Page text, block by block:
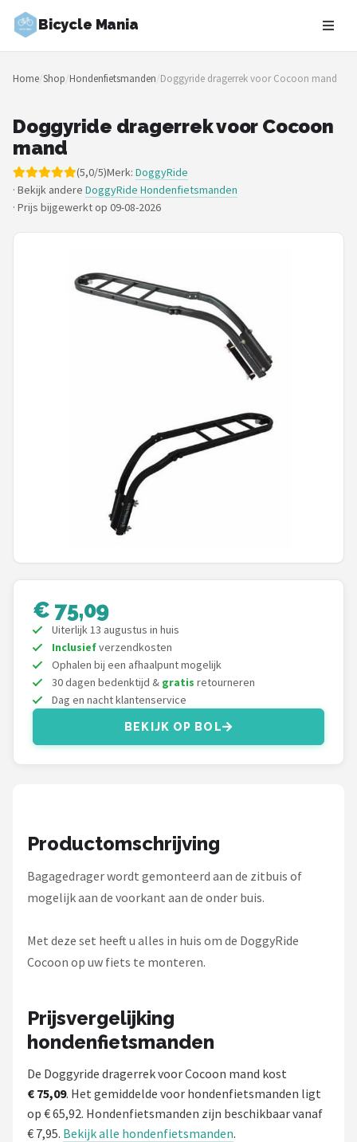
Bicycle Mania
Zoeken
NAVIGATIE
Merken
Blog
Fietsroutes
Kinderfietsen
POPULAIRE MERKEN
ABUS
AXA
New Looxs
BBB Cycling
Cortina
Alle merken →
Home/Shop/Hondenfietsmanden/Doggyride dragerrek voor Cocoon mand
Doggyride dragerrek voor Cocoon
mand
(5,0/5)Merk: DoggyRide
· Bekijk andere DoggyRide Hondenfietsmanden
· Prijs bijgewerkt op 09-08-2026
€ 75,09
Uiterlijk 13 augustus in huis
Inclusiefverzendkosten
Ophalen bij een afhaalpunt mogelijk
30 dagen bedenktijd & gratis retourneren
Dag en nacht klantenservice
BEKIJK OP BOL
Productomschrijving
Bagagedrager wordt gemonteerd aan de zitbuis of
mogelijk aan de voorkant aan de onder buis.
Met deze set heeft u alles in huis om de DoggyRide
Cocoon op uw fiets te monteren.
Prijsvergelijking
hondenfietsmanden
De Doggyride dragerrek voor Cocoon mand kost
€ 75,09. Het gemiddelde voor hondenfietsmanden ligt
op € 65,92. Hondenfietsmanden zijn beschikbaar vanaf
€ 7,95. Bekijk alle hondenfietsmanden.